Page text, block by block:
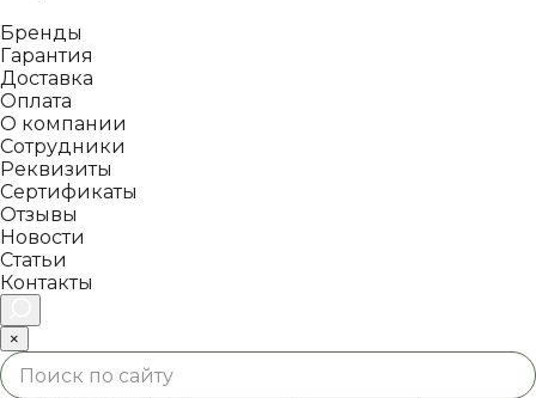
Бренды
Гарантия
Доставка
Оплата
О компании
Сотрудники
Реквизиты
Сертификаты
Отзывы
Новости
Статьи
Контакты
×